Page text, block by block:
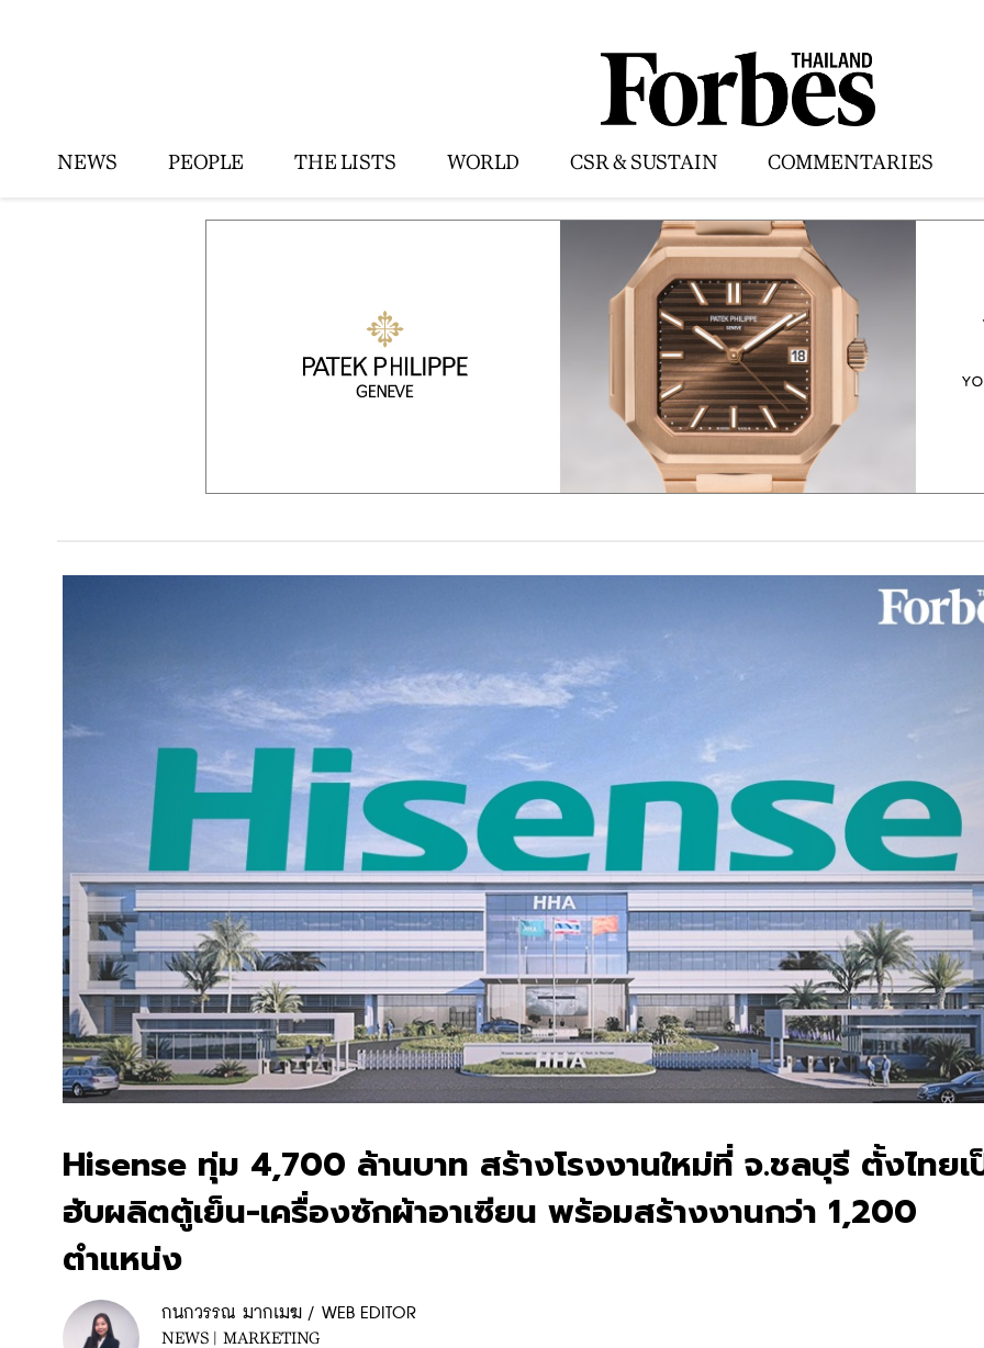
NEWS PEOPLE THE LISTS WORLD CSR & SUSTAIN COMMENTARIES
Hisense ทุ่ม 4,700 ล้านบาท สร้างโรงงานใหม่ที่ จ.ชลบุรี ตั้งไทยเ
ฮับผลิตตู้เย็น-เครื่องซักผ้าอาเซียน พร้อมสร้างงานกว่า 1,200
ตำแหน่ง
กนกวรรณ มากเมฆ / WEB EDITOR
NEWS | MARKETING